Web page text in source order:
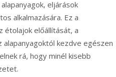
eljárások
alkalmazására. Ez a
étolajok előállítását, a
kezdve egészen
rá, hogy minél kisebb